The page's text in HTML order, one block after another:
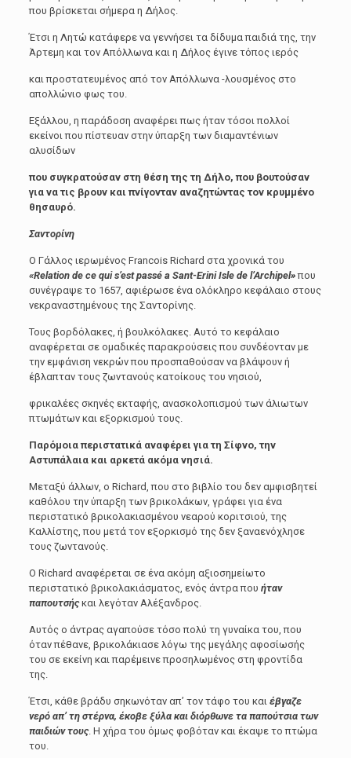
που βρίσκεται σήμερα η Δήλος.
Έτσι η Λητώ κατάφερε να γεννήσει τα δίδυμα παιδιά της, την
Άρτεμη και τον Απόλλωνα και η Δήλος έγινε τόπος ιερός
και προστατευμένος από τον Απόλλωνα -λουσμένος στο
απολλώνιο φως του.
Εξάλλου, η παράδοση αναφέρει πως ήταν τόσοι πολλοί
εκείνοι που πίστευαν στην ύπαρξη των διαμαντένιων
αλυσίδων
που συγκρατούσαν στη θέση της τη Δήλο, που βουτούσαν
για να τις βρουν και πνίγονταν αναζητώντας τον κρυμμένο
θησαυρό.
Σαντορίνη
Ο Γάλλος ιερωμένος Francois Richard στα χρονικά του
«Relation de ce qui s’est passé a Sant-Erini Isle de l’Archipel»που
συνέγραψε το 1657, αφιέρωσε ένα ολόκληρο κεφάλαιο στους
νεκραναστημένους της Σαντορίνης.
Τους βορδόλακες, ή βουλκόλακες. Αυτό το κεφάλαιο
αναφέρεται σε ομαδικές παρακρούσεις που συνδέονταν με
την εμφάνιση νεκρών που προσπαθούσαν να βλάψουν ή
έβλαπταν τους ζωντανούς κατοίκους του νησιού,
φρικαλέες σκηνές εκταφής, ανασκολοπισμού των άλιωτων
πτωμάτων και εξορκισμού τους.
Παρόμοια περιστατικά αναφέρει για τη Σίφνο, την
Αστυπάλαια και αρκετά ακόμα νησιά.
Μεταξύ άλλων, ο Richard, που στο βιβλίο του δεν αμφισβητεί
καθόλου την ύπαρξη των βρικολάκων, γράφει για ένα
περιστατικό βρικολακιασμένου νεαρού κοριτσιού, της
Καλλίστης, που μετά τον εξορκισμό της δεν ξαναενόχλησε
τους ζωντανούς.
Ο Richard αναφέρεται σε ένα ακόμη αξιοσημείωτο
περιστατικό βρικολακιάσματος, ενός άντρα που ήταν
παπουτσήςκαι λεγόταν Αλέξανδρος.
Αυτός ο άντρας αγαπούσε τόσο πολύ τη γυναίκα του, που
όταν πέθανε, βρικολάκιασε λόγω της μεγάλης αφοσίωσής
του σε εκείνη και παρέμεινε προσηλωμένος στη φροντίδα
της.
Έτσι, κάθε βράδυ σηκωνόταν απ’ τον τάφο του και έβγαζε
νερό απ’ τη στέρνα, έκοβε ξύλα και διόρθωνε τα παπούτσια των
παιδιών τους. Η χήρα του όμως φοβόταν και έκαψε το πτώμα
του.